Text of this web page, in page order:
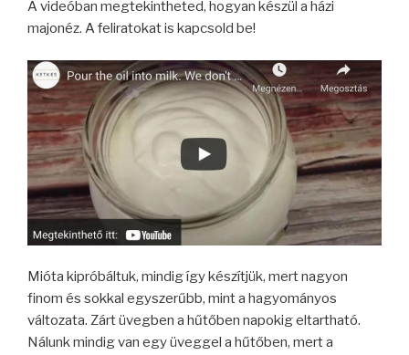
A videóban megtekintheted, hogyan készül a házi
majonéz. A feliratokat is kapcsold be!
Mióta kipróbáltuk, mindig így készítjük, mert nagyon
finom és sokkal egyszerűbb, mint a hagyományos
változata. Zárt üvegben a hűtőben napokig eltartható.
Nálunk mindig van egy üveggel a hűtőben, mert a